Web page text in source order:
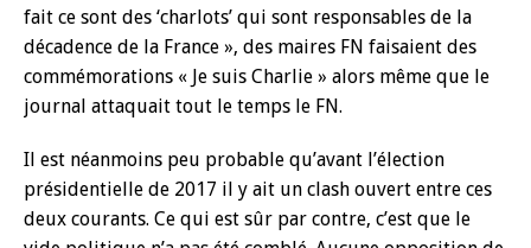
fait ce sont des ‘charlots’ qui sont responsables de la
décadence de la France », des maires FN faisaient des
commémorations « Je suis Charlie » alors même que le
journal attaquait tout le temps le FN.
Il est néanmoins peu probable qu’avant l’élection
présidentielle de 2017 il y ait un clash ouvert entre ces
deux courants. Ce qui est sûr par contre, c’est que le